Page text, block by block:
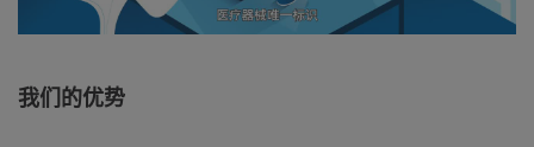
我们的优势